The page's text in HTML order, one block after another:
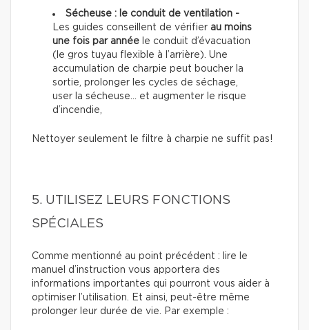
Sécheuse : le conduit de ventilation -
Les guides conseillent de vérifier au moins
une fois par année le conduit d’évacuation
(le gros tuyau flexible à l’arrière). Une
accumulation de charpie peut boucher la
sortie, prolonger les cycles de séchage,
user la sécheuse… et augmenter le risque
d’incendie,
Nettoyer seulement le filtre à charpie ne suffit pas!
5. UTILISEZ LEURS FONCTIONS
SPÉCIALES
Comme mentionné au point précédent : lire le
manuel d’instruction vous apportera des
informations importantes qui pourront vous aider à
optimiser l’utilisation. Et ainsi, peut-être même
prolonger leur durée de vie. Par exemple :